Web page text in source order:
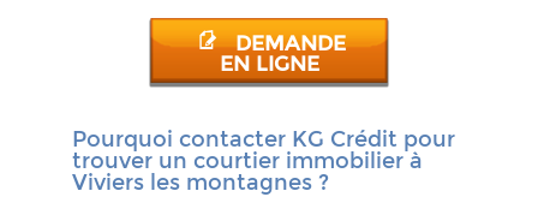
DEMANDE
EN LIGNE
Pourquoi contacter KG Crédit pour
trouver un courtier immobilier à
Viviers les montagnes ?